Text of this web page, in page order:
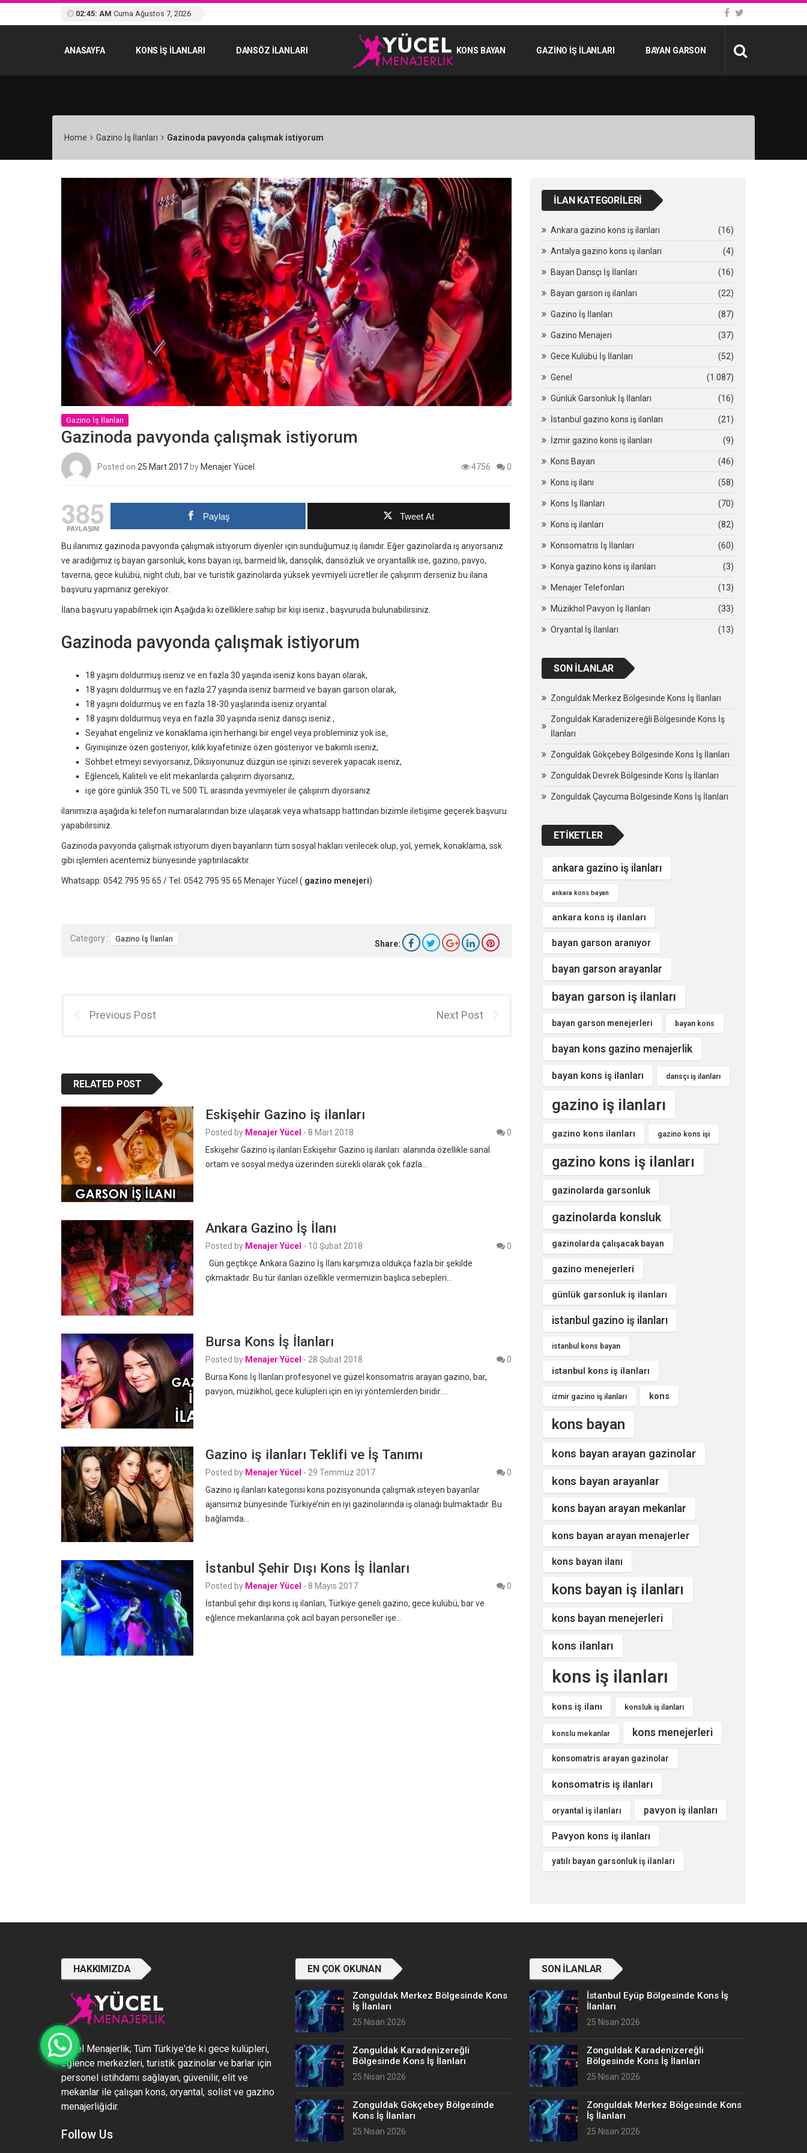
02:45: AM Cuma Ağustos 7, 2026
ANASAYFA KONS IŞ ILANLARI DANSÖZ İLANLARI KONS BAYAN GAZINO İŞ İLANLARI BAYAN GARSON
Home Gazino İş İlanları Gazinoda pavyonda çalışmak istiyorum
Gazino İş İlanları
Gazinoda pavyonda çalışmak istiyorum
Posted on 25 Mart 2017byMenajer Yücel 4756 0
385
PAYLAŞIM
Paylaş Tweet At
Bu ilanımız gazinoda pavyonda çalışmak istiyorum diyenler için sunduğumuz iş ilanıdır. Eğer gazinolarda iş arıyorsanız
ve aradığımız iş bayan garsonluk, kons bayan işi, barmeid lik, dansçılık, dansözlük ve oryantallik ise, gazino, pavyo,
taverna, gece kulübü, night club, bar ve turistik gazinolarda yüksek yevmiyeli ücretler ile çalışırım derseniz bu ilana
başvuru yapmanız gerekiyor.
İlana başvuru yapabilmek için Aşağıda ki özelliklere sahip bir kişi iseniz , başvuruda bulunabilirsiniz.
Gazinoda pavyonda çalışmak istiyorum
18 yaşını doldurmuş iseniz ve en fazla 30 yaşında iseniz kons bayan olarak,
18 yaşını doldurmuş ve en fazla 27 yaşında iseniz barmeid ve bayan garson olarak,
18 yaşını doldurmuş ve en fazla 18-30 yaşlarında iseniz oryantal
18 yaşını doldurmuş veya en fazla 30 yaşında iseniz dansçı iseniz ,
Seyahat engeliniz ve konaklama için herhangi bir engel veya probleminiz yok ise,
Giyinişinize özen gösteriyor, kılık kıyafetinize özen gösteriyor ve bakımlı iseniz,
Sohbet etmeyi seviyorsanız, Diksiyonunuz düzgün ise işinizi severek yapacak iseniz,
Eğlenceli, Kaliteli ve elit mekanlarda çalışırım diyorsanız,
işe göre günlük 350 TL ve 500 TL arasında yevmiyeler ile çalışırım diyorsanız
ilanımızıa aşağıda ki telefon numaralarından bize ulaşarak veya whatsapp hattından bizimle iletişime geçerek başvuru
yapabilirsiniz.
Gazinoda pavyonda çalışmak istiyorum diyen bayanların tüm sosyal hakları verilecek olup, yol, yemek, konaklama, ssk
gibi işlemleri acentemiz bünyesinde yaptırılacaktır.
Whatsapp: 0542 795 95 65 / Tel: 0542 795 95 65 Menajer Yücel ( gazino menejeri)
Category : Gazino İş İlanları Share:
Previous Post Next Post
RELATED POST
Eskişehir Gazino iş ilanları
Posted by Menajer Yücel - 8 Mart 2018
0
Eskişehir Gazino iş ilanları Eskişehir Gazino iş ilanları alanında özellikle sanal
ortam ve sosyal medya üzerinden sürekli olarak çok fazla…
Ankara Gazino İş İlanı
Posted by Menajer Yücel - 10 Şubat 2018
0
Gün geçtikçe Ankara Gazino İş İlanı karşımıza oldukça fazla bir şekilde
çıkmaktadır. Bu tür ilanları özellikle vermemizin başlıca sebepleri…
Bursa Kons İş İlanları
Posted by Menajer Yücel - 28 Şubat 2018
0
Bursa Kons İş İlanları profesyonel ve güzel konsomatris arayan gazino, bar,
pavyon, müzikhol, gece kulüpleri için en iyi yöntemlerden biridir.…
Gazino iş ilanları Teklifi ve İş Tanımı
Posted by Menajer Yücel - 29 Temmuz 2017
0
Gazino iş ilanları kategorisi kons pozisyonunda çalışmak isteyen bayanlar
ajansımız bünyesinde Türkiye’nin en iyi gazinolarında iş olanağı bulmaktadır. Bu
bağlamda…
İstanbul Şehir Dışı Kons İş İlanları
Posted by Menajer Yücel - 8 Mayıs 2017
0
İstanbul şehir dışı kons iş ilanları, Türkiye geneli gazino, gece kulübü, bar ve
eğlence mekanlarına çok acil bayan personeller işe…
İLAN KATEGORILERI
Ankara gazino kons iş ilanları (16)
Antalya gazino kons iş ilanları (4)
Bayan Dansçı İş İlanları (16)
Bayan garson iş ilanları (22)
Gazino İş İlanları (87)
Gazino Menajeri (37)
Gece Kulübü İş İlanları (52)
Genel (1.087)
Günlük Garsonluk İş İlanları (16)
İstanbul gazino kons iş ilanları (21)
İzmir gazino kons iş ilanları (9)
Kons Bayan (46)
Kons iş ilanı (58)
Kons İş İlanları (70)
Kons iş ilanları (82)
Konsomatris İş İlanları (60)
Konya gazino kons iş ilanları (3)
Menajer Telefonları (13)
Müzikhol Pavyon İş İlanları (33)
Oryantal İş İlanları (13)
SON İLANLAR
Zonguldak Merkez Bölgesinde Kons İş İlanları
Zonguldak Karadenizereğli Bölgesinde Kons İş
İlanları
Zonguldak Gökçebey Bölgesinde Kons İş İlanları
Zonguldak Devrek Bölgesinde Kons İş İlanları
Zonguldak Çaycuma Bölgesinde Kons İş İlanları
ETIKETLER
ankara gazino iş ilanları
ankara kons bayan
ankara kons iş ilanları
bayan garson aranıyor
bayan garson arayanlar
bayan garson iş ilanları
bayan garson menejerleri bayan kons
bayan kons gazino menajerlik
bayan kons iş ilanları dansçı iş ilanları
gazino iş ilanları
gazino kons ilanları gazino kons işi
gazino kons iş ilanları
gazinolarda garsonluk
gazinolarda konsluk
gazinolarda çalışacak bayan
gazino menejerleri
günlük garsonluk iş ilanları
istanbul gazino iş ilanları
istanbul kons bayan
istanbul kons iş ilanları
izmir gazino iş ilanları kons
kons bayan
kons bayan arayan gazinolar
kons bayan arayanlar
kons bayan arayan mekanlar
kons bayan arayan menajerler
kons bayan ilanı
kons bayan iş ilanları
kons bayan menejerleri
kons ilanları
kons iş ilanları
kons iş ilanı konsluk iş ilanları
konslu mekanlar kons menejerleri
konsomatris arayan gazinolar
konsomatris iş ilanları
oryantal iş ilanları pavyon iş ilanları
Pavyon kons iş ilanları
yatılı bayan garsonluk iş ilanları
HAKKIMIZDA
Yücel Menajerlik; Tüm Türkiye'de ki gece kulüpleri,
eğlence merkezleri, turistik gazinolar ve barlar için
personel istihdamı sağlayan, güvenilir, elit ve
mekanlar ile çalışan kons, oryantal, solist ve gazino
menajerliğidir.
Follow Us
EN ÇOK OKUNAN
Zonguldak Merkez Bölgesinde Kons
İş İlanları
25 Nisan 2026
Zonguldak Karadenizereğli
Bölgesinde Kons İş İlanları
25 Nisan 2026
Zonguldak Gökçebey Bölgesinde
Kons İş İlanları
25 Nisan 2026
SON İLANLAR
İstanbul Eyüp Bölgesinde Kons İş
İlanları
25 Nisan 2026
Zonguldak Karadenizereğli
Bölgesinde Kons İş İlanları
25 Nisan 2026
Zonguldak Merkez Bölgesinde Kons
İş İlanları
25 Nisan 2026